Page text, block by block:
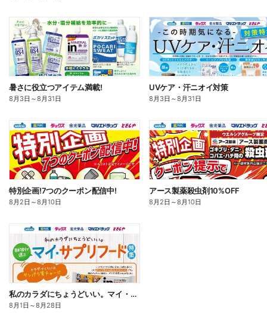
暑さに役立つアイテム満載!
8月3日 ～8月31日
UVケア・汗ニオイ対策
8月3日 ～8月31日
特別企画!7つのクーポン配信中!
8月2日 ～8月10日
アース製薬殺虫剤10%OFF
8月2日 ～8月10日
私のカラダにちょうどいい。マイ・サプリフード
8月1日 ～8月28日